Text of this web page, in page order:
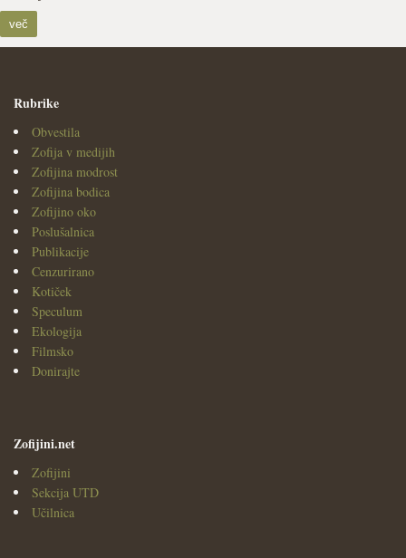
več
Rubrike
Obvestila
Zofija v medijih
Zofijina modrost
Zofijina bodica
Zofijino oko
Poslušalnica
Publikacije
Cenzurirano
Kotiček
Speculum
Ekologija
Filmsko
Donirajte
Zofijini.net
Zofijini
Sekcija UTD
Učilnica